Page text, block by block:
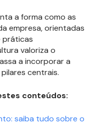
a forma como as
empresa, orientadas
práticas
valoriza o
a incorporar a
centrais.
conteúdos:
saiba tudo sobre o